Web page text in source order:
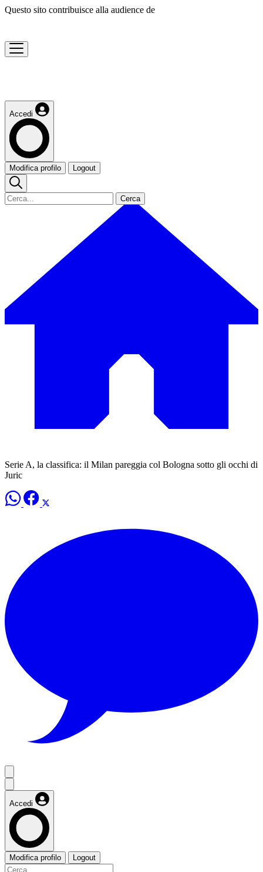
Questo sito contribuisce alla audience de
Accedi
Modifica profilo Logout
Cerca
Serie A, la classifica: il Milan pareggia col Bologna sotto gli occhi di
Juric
Accedi
Modifica profilo Logout